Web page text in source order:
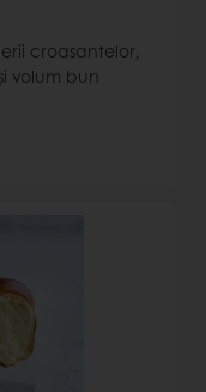
croasantelor,
volum bun